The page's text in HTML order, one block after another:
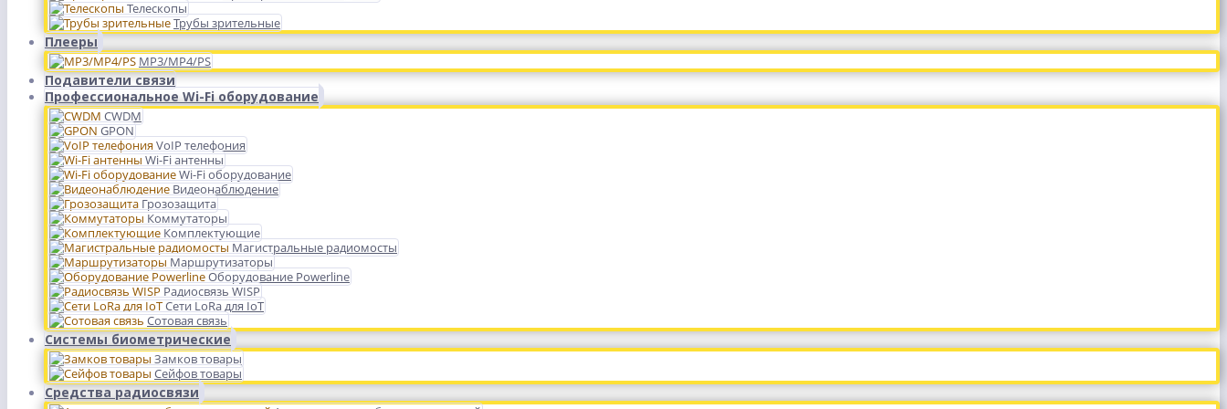
Телескопы
Трубы зрительные
Плееры
MP3/MP4/PS
Подавители связи
Профессиональное Wi-Fi оборудование
CWDM
GPON
VoIP телефония
Wi-Fi антенны
Wi-Fi оборудование
Видеонаблюдение
Грозозащита
Коммутаторы
Комплектующие
Магистральные радиомосты
Маршрутизаторы
Оборудование Powerline
Радиосвязь WISP
Сети LoRa для IoT
Сотовая связь
Системы биометрические
Замков товары
Сейфов товары
Средства радиосвязи